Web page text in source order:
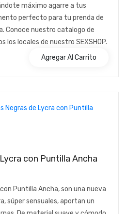
máximo agarre a tus
perfecto para tu prenda de
Conoce nuestro catalogo de
los locales de nuestro SEXSHOP.
Agregar Al Carrito
con Puntilla Ancha
Puntilla Ancha, son una nueva
súper sensuales, aportan un